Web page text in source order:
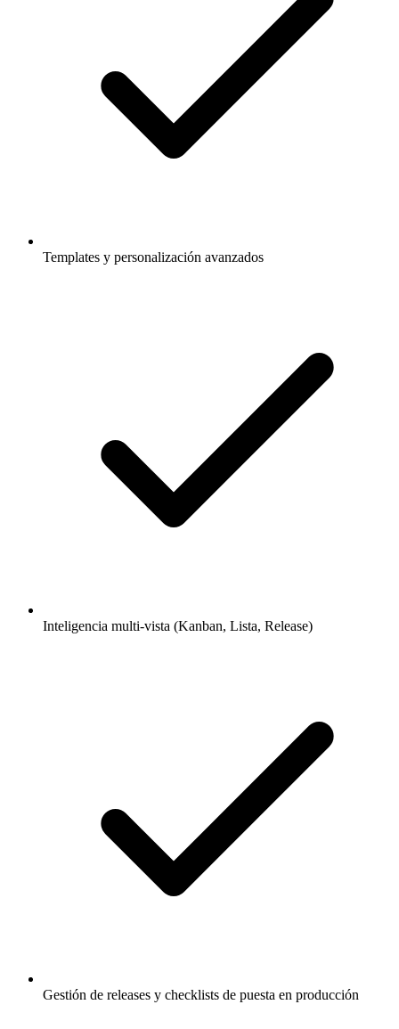
Templates y personalización avanzados
Inteligencia multi-vista (Kanban, Lista, Release)
Gestión de releases y checklists de puesta en producción